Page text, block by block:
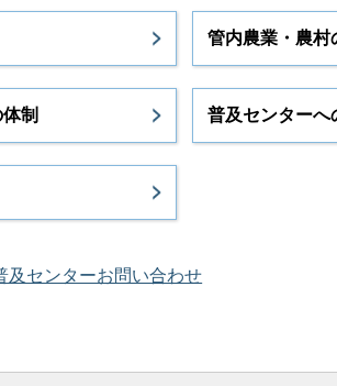
管内農業・農村
制 普及センターへ
及センターお問い合わせ